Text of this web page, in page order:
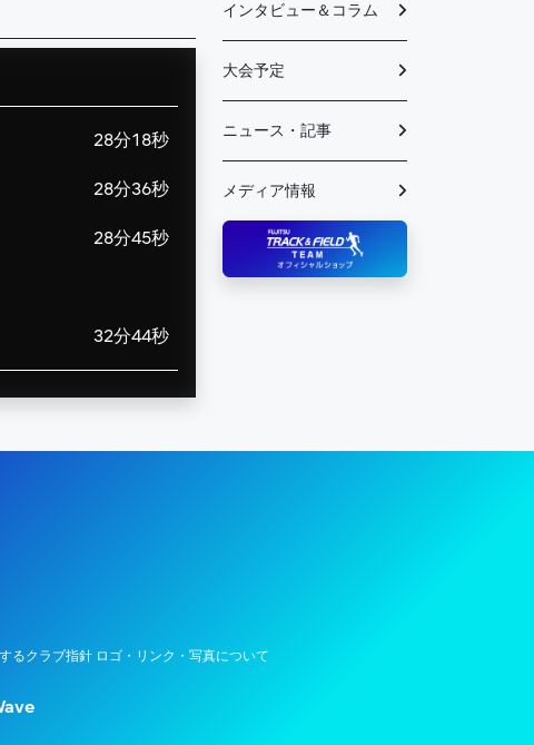
28分18秒
28分36秒
28分45秒
32分44秒
インタビュー＆コラム
大会予定
ニュース・記事
メディア情報
るクラブ指針 ロゴ・リンク・写真について